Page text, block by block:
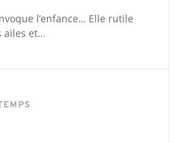
l’enfance… Elle rutile
ailes et…